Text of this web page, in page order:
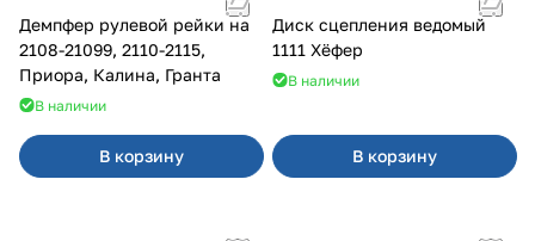
Демпфер рулевой рейки на
2108-21099, 2110-2115,
Приора, Калина, Гранта
В наличии
В корзину
Диск сцепления ведомый
1111 Хёфер
В наличии
В корзину